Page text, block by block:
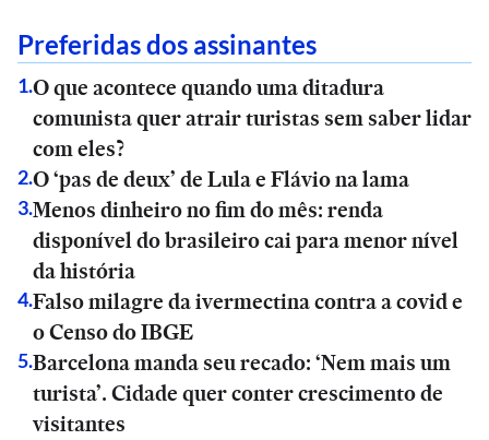
Preferidas dos assinantes
1.O que acontece quando uma ditadura
comunista quer atrair turistas sem saber lidar
com eles?
2.O ‘pas de deux’ de Lula e Flávio na lama
3.Menos dinheiro no fim do mês: renda
disponível do brasileiro cai para menor nível
da história
4.Falso milagre da ivermectina contra a covid e
o Censo do IBGE
5.Barcelona manda seu recado: ‘Nem mais um
turista’. Cidade quer conter crescimento de
visitantes